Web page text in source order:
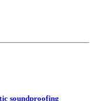
soundproofing